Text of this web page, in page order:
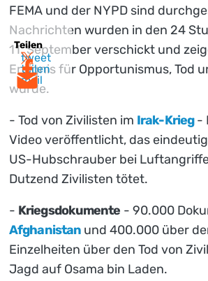
Teilen
tweet
teilen
mail
FEMA und der NYPD sind
Nachrichten wurden in den 24
11. September verschickt und
Ereignis für Opportunismus, Tod
wurde.
- Tod von Zivilisten im Irak-Krieg-
Video veröffentlicht, das
US-Hubschrauber bei
Dutzend Zivilisten tötet.
- Kriegsdokumente - 90.000
Afghanistan und 400.000 über
Einzelheiten über den Tod von
Jagd auf Osama bin Laden.